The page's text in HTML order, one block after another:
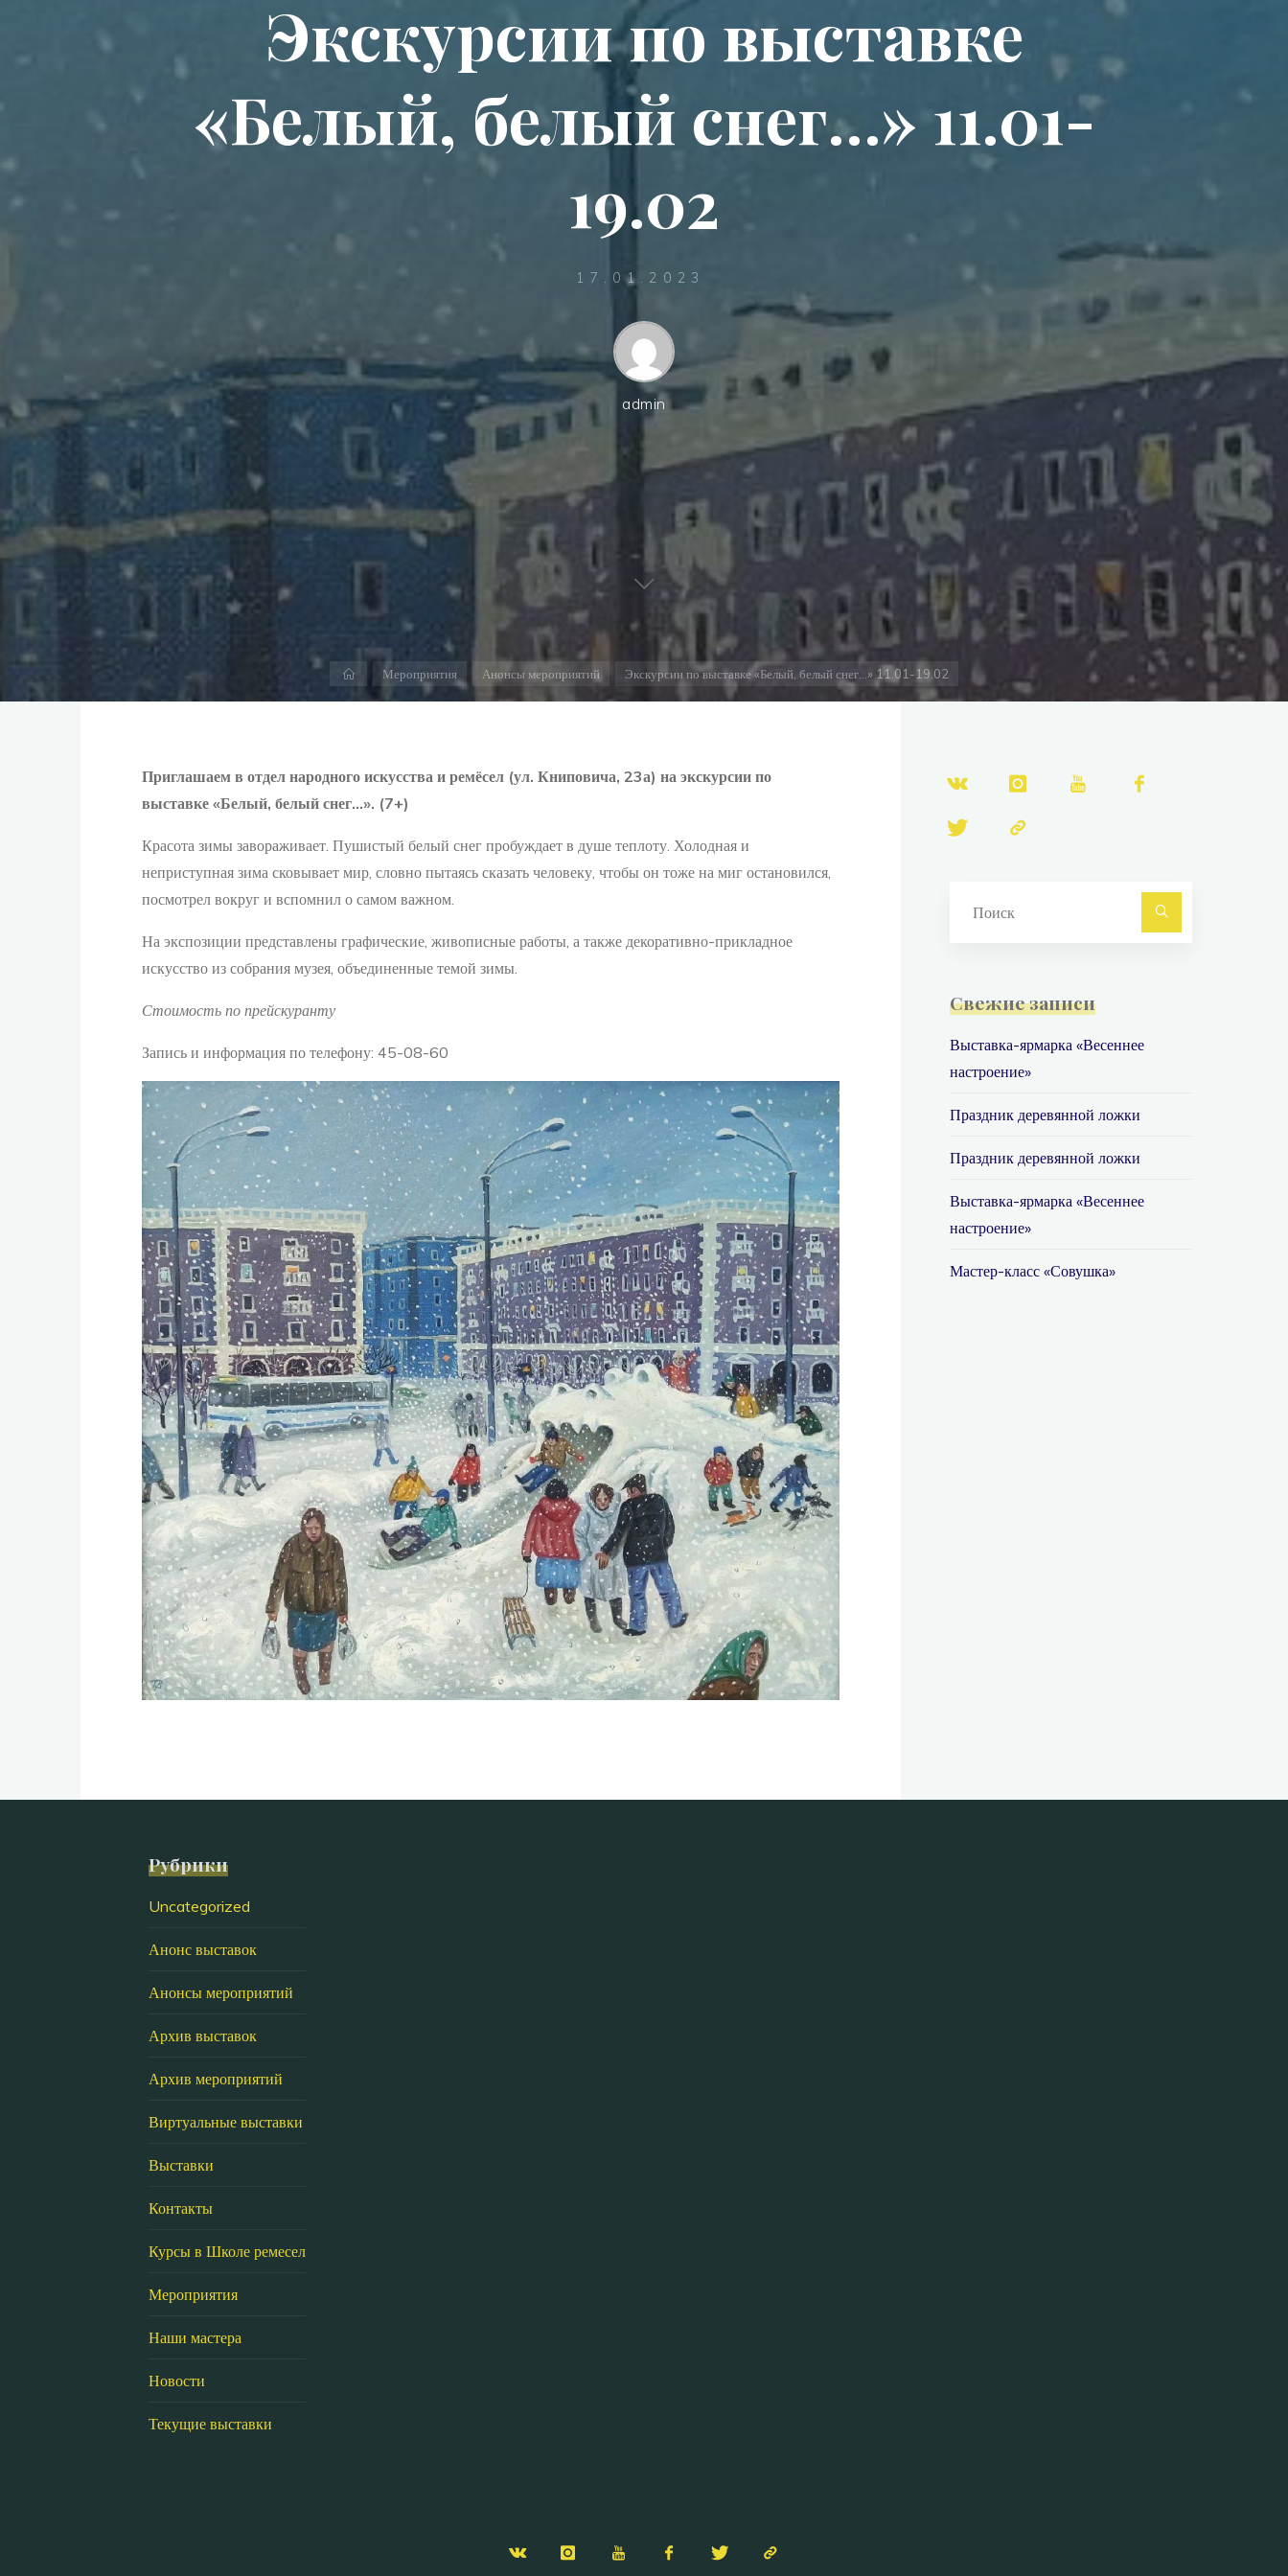
Экскурсии по выставке
«Белый, белый снег…» 11.01-
19.02
17.01.2023
admin
ГлавнаяМероприятия Анонсы мероприятий Экскурсии по выставке «Белый, белый снег…» 11.01-19.02
Приглашаем в отдел народного искусства и ремёсел (ул. Книповича, 23а) на экскурсии по
выставке «Белый, белый снег…». (7+)
Красота зимы завораживает. Пушистый белый снег пробуждает в душе теплоту. Холодная и
неприступная зима сковывает мир, словно пытаясь сказать человеку, чтобы он тоже на миг остановился,
посмотрел вокруг и вспомнил о самом важном.
На экспозиции представлены графические, живописные работы, а также декоративно-прикладное
искусство из собрания музея, объединенные темой зимы.
Стоимость по прейскуранту
Запись и информация по телефону: 45-08-60
Поиск
Свежие записи
Выставка-ярмарка «Весеннее
настроение»
Праздник деревянной ложки
Праздник деревянной ложки
Выставка-ярмарка «Весеннее
настроение»
Мастер-класс «Совушка»
Рубрики
Uncategorized
Анонс выставок
Анонсы мероприятий
Архив выставок
Архив мероприятий
Виртуальные выставки
Выставки
Контакты
Курсы в Школе ремесел
Мероприятия
Наши мастера
Новости
Текущие выставки